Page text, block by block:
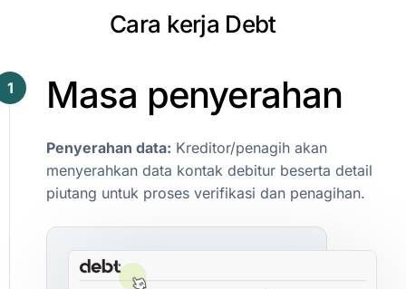
Cara kerja Debt
Masa penyerahan
1
Penyerahan data: Kreditor/penagih akan
menyerahkan data kontak debitur beserta detail
piutang untuk proses verifikasi dan penagihan.